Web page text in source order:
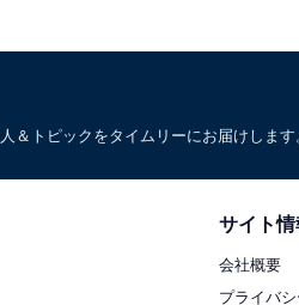
＆トピックをタイムリーにお届けしま
サイト情
会社概要
プライバ